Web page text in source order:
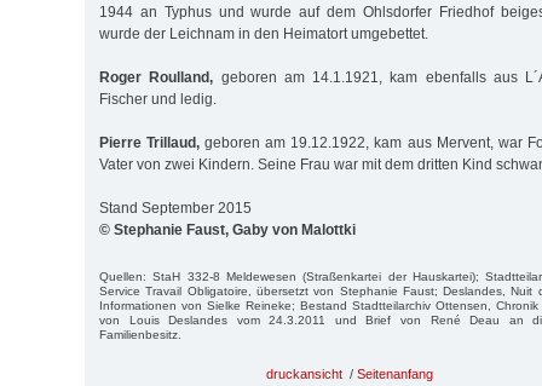
1944 an Typhus und wurde auf dem Ohlsdorfer Friedhof
wurde der Leichnam in den Heimatort umgebettet.
Roger Roulland, geboren am 14.1.1921, kam ebenfalls aus
Fischer und ledig.
Pierre Trillaud, geboren am 19.12.1922, kam aus Mervent, war
Vater von zwei Kindern. Seine Frau war mit dem dritten Kind
Stand September 2015
© Stephanie Faust, Gaby von Malottki
Quellen: StaH 332-8 Meldewesen (Straßenkartei der Hauskartei);
Service Travail Obligatoire, übersetzt von Stephanie Faust; Deslandes, Nuit
Informationen von Sielke Reineke; Bestand Stadtteilarchiv Ottensen,
von Louis Deslandes vom 24.3.2011 und Brief von René Deau an
Familienbesitz.
druckansicht / Seitenanfang